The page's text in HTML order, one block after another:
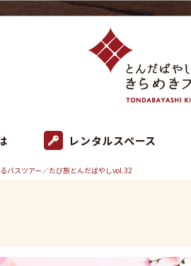
レンタルスペース
バスツアー／たび旅とんだばやしvol.32